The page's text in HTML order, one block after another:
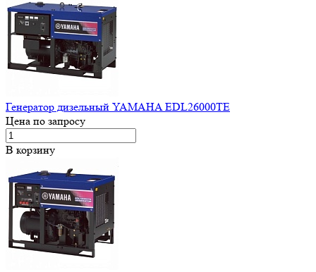
Генератор дизельный YAMAHA EDL26000TE
Цена по запросу
В корзину